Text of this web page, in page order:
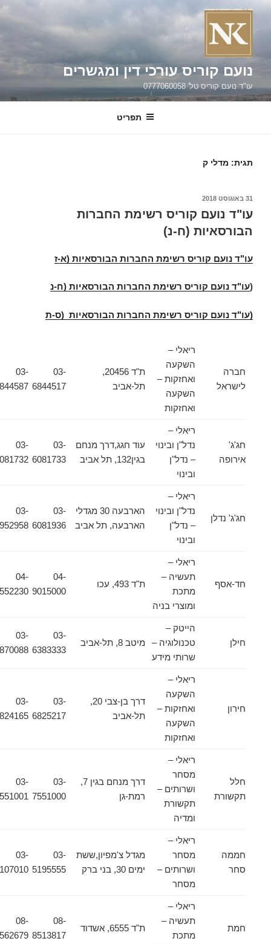
נועם קוריס עורכי דין ומגשרים
עו"ד נועם קוריס טל' 0777060058
תפריט
תגית:מדלי ק
פורסם
עו"ד נועם קוריס רשימת החברות
הבורסאיות (ח-נ)
עו"ד נועם קוריס רשימת החברות הבורסאיות (א-ז
עו"ד נועם קוריס רשימת החברות הבורסאיות (ח-נ
(עו"ד נועם קוריס רשימת החברות הבורסאיות (ס-ת
חברה
לישראל
ריאלי –
השקעה
ואחזקות –
השקעה
ואחזקות
ת"ד 20456,
תל-אביב
6844517
6844587
אירופה
ריאלי –
נדל"ן ובינוי
– נדל"ן
ובינוי
עוד חגג,דרך מנחם
03-
6081733
6081732
חג'ג' נדלן
ריאלי –
נדל"ן ובינוי
– נדל"ן
ובינוי
הארבעה 30 מגדלי
הארבעה, תל אביב
03-
6081936
6952958
חד-אסף
ריאלי –
תעשיה –
מתכת
ומוצרי בניה
9015000
9552230
הייטק –
טכנולוגיה –
שרותי מידע
מיטב 8, תל-אביב
6383333
6870088
חירון
ריאלי –
השקעה
ואחזקות –
השקעה
ואחזקות
דרך בן-צבי 20,
תל-אביב
6825217
6824165
תקשורת
ריאלי –
מסחר
ושרותים –
תקשורת
ומדיה
דרך מנחם בגין 7,
רמת-גן
03-
7551000
7551001
חממה
ריאלי –
מסחר
ושרותים –
מסחר
מגדל צ'מפיון,ששת
ימים 30, בני ברק
03-
5195555
5107010
חמת
ריאלי –
תעשיה –
מתכת
8513817
8562679